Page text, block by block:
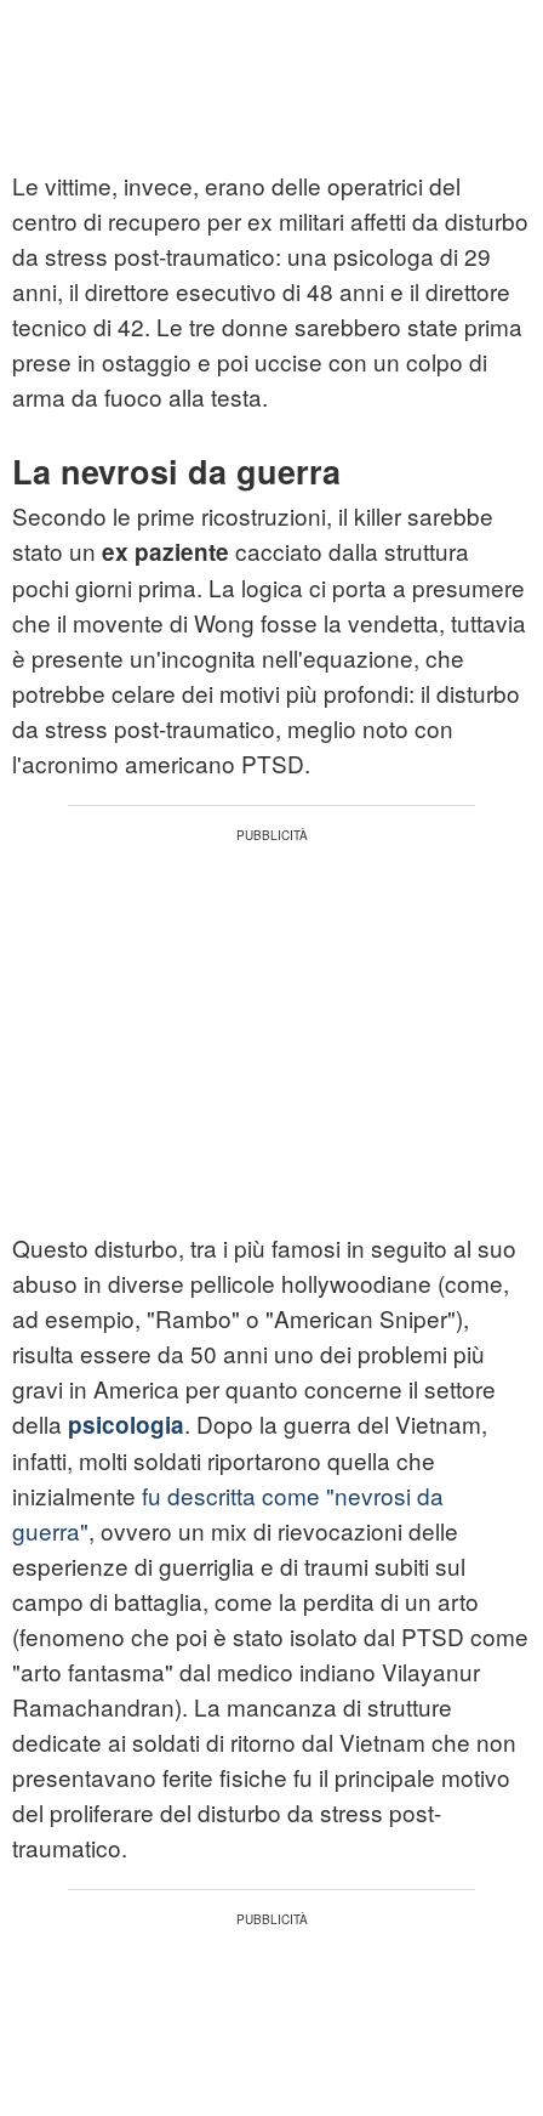
Le vittime, invece, erano delle operatrici del
centro di recupero per ex militari affetti da disturbo
da stress post-traumatico: una psicologa di 29
anni, il direttore esecutivo di 48 anni e il direttore
tecnico di 42. Le tre donne sarebbero state prima
prese in ostaggio e poi uccise con un colpo di
arma da fuoco alla testa.
La nevrosi da guerra
Secondo le prime ricostruzioni, il killer sarebbe
stato un ex paziente cacciato dalla struttura
pochi giorni prima. La logica ci porta a presumere
che il movente di Wong fosse la vendetta, tuttavia
è presente un'incognita nell'equazione, che
potrebbe celare dei motivi più profondi: il disturbo
da stress post-traumatico, meglio noto con
l'acronimo americano PTSD.
Questo disturbo, tra i più famosi in seguito al suo
abuso in diverse pellicole hollywoodiane (come,
ad esempio, "Rambo" o "American Sniper"),
risulta essere da 50 anni uno dei problemi più
gravi in America per quanto concerne il settore
della psicologia. Dopo la guerra del Vietnam,
infatti, molti soldati riportarono quella che
inizialmente fu descritta come "nevrosi da
guerra", ovvero un mix di rievocazioni delle
esperienze di guerriglia e di traumi subiti sul
campo di battaglia, come la perdita di un arto
(fenomeno che poi è stato isolato dal PTSD come
"arto fantasma" dal medico indiano Vilayanur
Ramachandran). La mancanza di strutture
dedicate ai soldati di ritorno dal Vietnam che non
presentavano ferite fisiche fu il principale motivo
del proliferare del disturbo da stress post-
traumatico.